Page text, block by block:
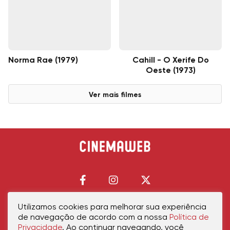
Norma Rae (1979)
Cahill - O Xerife Do
Oeste (1973)
Ver mais filmes
Início Política de PrivacidadePolítica de CookiesContatoSobre Nós
Utilizamos cookies para melhorar sua experiência
de navegação de acordo com a nossa Política de
Privacidade. Ao continuar navegando, você